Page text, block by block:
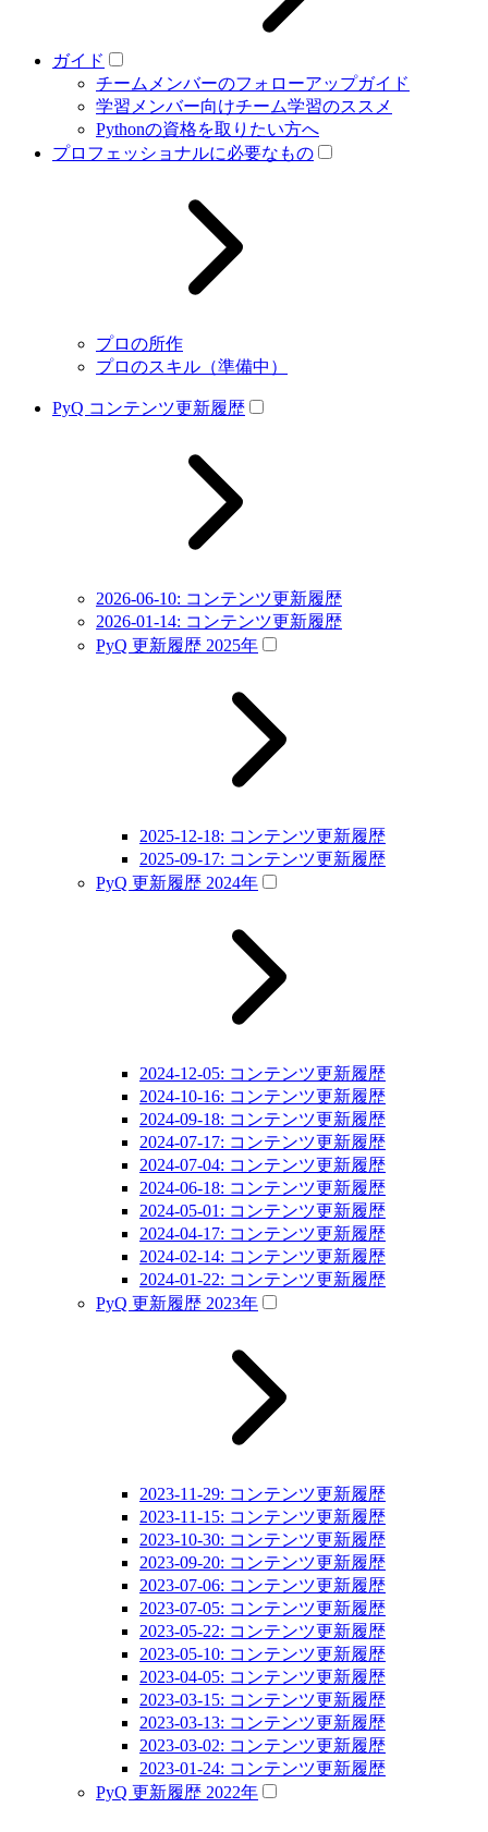
ガイド
チームメンバーのフォローアップガイド
学習メンバー向けチーム学習のススメ
Pythonの資格を取りたい方へ
プロフェッショナルに必要なもの
プロの所作
プロのスキル（準備中）
PyQ コンテンツ更新履歴
2026-06-10: コンテンツ更新履歴
2026-01-14: コンテンツ更新履歴
PyQ 更新履歴 2025年
2025-12-18: コンテンツ更新履歴
2025-09-17: コンテンツ更新履歴
PyQ 更新履歴 2024年
2024-12-05: コンテンツ更新履歴
2024-10-16: コンテンツ更新履歴
2024-09-18: コンテンツ更新履歴
2024-07-17: コンテンツ更新履歴
2024-07-04: コンテンツ更新履歴
2024-06-18: コンテンツ更新履歴
2024-05-01: コンテンツ更新履歴
2024-04-17: コンテンツ更新履歴
2024-02-14: コンテンツ更新履歴
2024-01-22: コンテンツ更新履歴
PyQ 更新履歴 2023年
2023-11-29: コンテンツ更新履歴
2023-11-15: コンテンツ更新履歴
2023-10-30: コンテンツ更新履歴
2023-09-20: コンテンツ更新履歴
2023-07-06: コンテンツ更新履歴
2023-07-05: コンテンツ更新履歴
2023-05-22: コンテンツ更新履歴
2023-05-10: コンテンツ更新履歴
2023-04-05: コンテンツ更新履歴
2023-03-15: コンテンツ更新履歴
2023-03-13: コンテンツ更新履歴
2023-03-02: コンテンツ更新履歴
2023-01-24: コンテンツ更新履歴
PyQ 更新履歴 2022年